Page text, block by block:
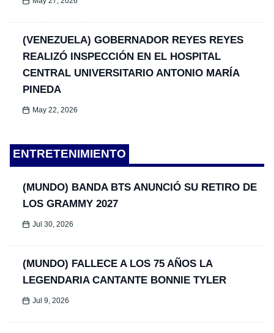
(VENEZUELA) GOBERNADOR REYES REYES
REALIZÓ INSPECCIÓN EN EL HOSPITAL
CENTRAL UNIVERSITARIO ANTONIO MARÍA
PINEDA
May 22, 2026
ENTRETENIMIENTO
(MUNDO) BANDA BTS ANUNCIÓ SU RETIRO DE
LOS GRAMMY 2027
Jul 30, 2026
(MUNDO) FALLECE A LOS 75 AÑOS LA
LEGENDARIA CANTANTE BONNIE TYLER
Jul 9, 2026